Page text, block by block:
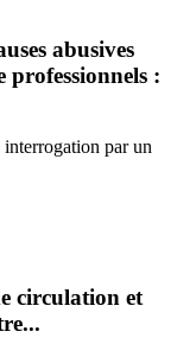
abusives
professionnels :
par un
circulation et